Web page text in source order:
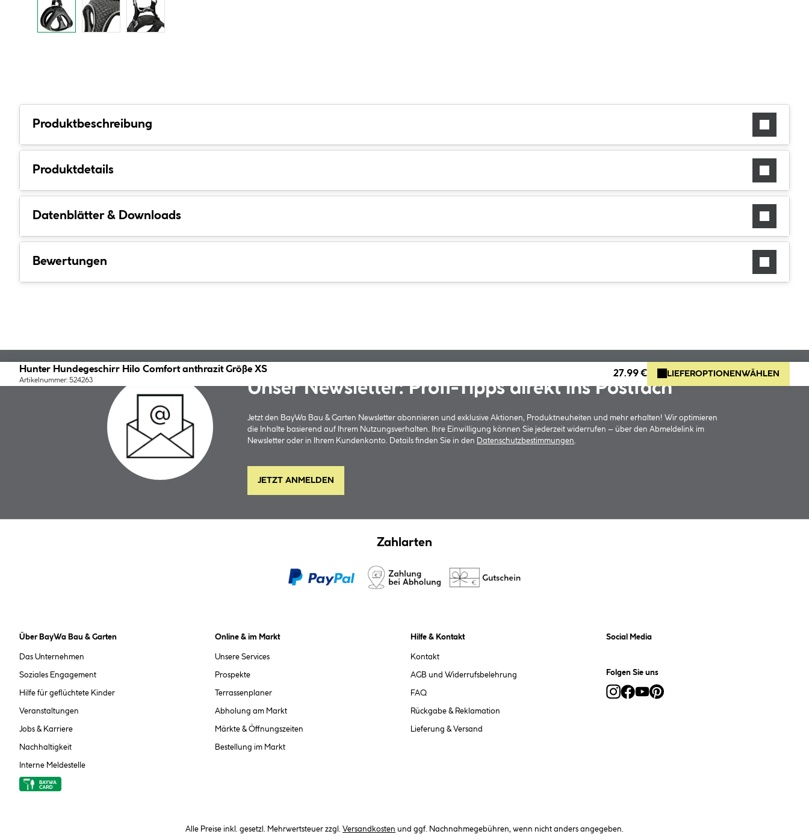
Produktbeschreibung
Produktdetails
Datenblätter & Downloads
Bewertungen
Hunter Hundegeschirr Hilo Comfort anthrazit Größe XS
Artikelnummer: 524263
27.99 € LIEFEROPTIONEN WÄHLEN
Unser Newsletter: Profi-Tipps direkt ins Postfach
Jetzt den BayWa Bau & Garten Newsletter abonnieren und exklusive Aktionen, Produktneuheiten und mehr erhalten! Wir optimieren
die Inhalte basierend auf Ihrem Nutzungsverhalten. Ihre Einwilligung können Sie jederzeit widerrufen – über den Abmeldelink im
Newsletter oder in Ihrem Kundenkonto. Details finden Sie in den
Datenschutzbestimmungen
JETZT ANMELDEN
Zahlarten
Über BayWa Bau & Garten
Das Unternehmen
Soziales Engagement
Hilfe für geflüchtete Kinder
Veranstaltungen
Jobs & Karriere
Nachhaltigkeit
Interne Meldestelle
Online & im Markt
Unsere Services
Prospekte
Terrassenplaner
Abholung am Markt
Märkte & Öffnungszeiten
Bestellung im Markt
Hilfe & Kontakt
Kontakt
AGB und Widerrufsbelehrung
FAQ
Rückgabe & Reklamation
Lieferung & Versand
Social Media
Folgen Sie uns
Alle Preise inkl. gesetzl. Mehrwertsteuer zzgl. Versandkosten und ggf. Nachnahmegebühren, wenn nicht anders angegeben.